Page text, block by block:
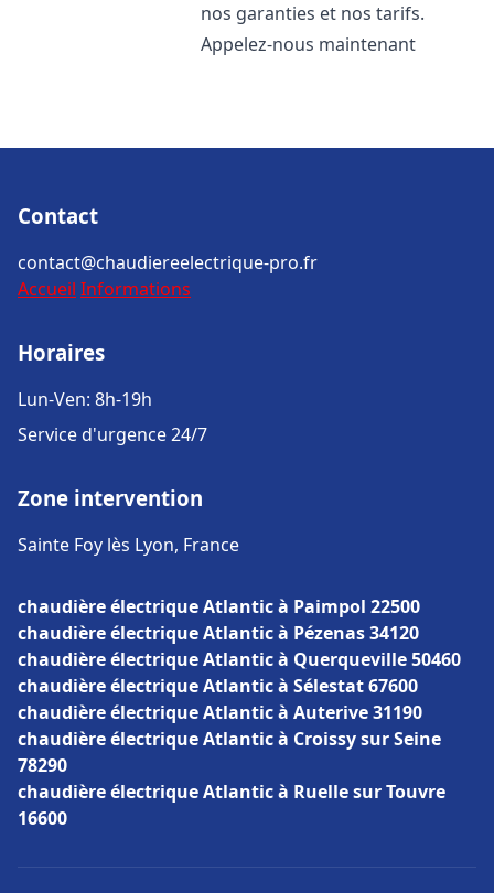
nos garanties et nos tarifs.
Appelez-nous maintenant
Contact
contact@chaudiereelectrique-pro.fr
Accueil Informations
Horaires
Lun-Ven: 8h-19h
Service d'urgence 24/7
Zone intervention
Sainte Foy lès Lyon, France
chaudière électrique Atlantic à Paimpol 22500
chaudière électrique Atlantic à Pézenas 34120
chaudière électrique Atlantic à Querqueville 50460
chaudière électrique Atlantic à Sélestat 67600
chaudière électrique Atlantic à Auterive 31190
chaudière électrique Atlantic à Croissy sur Seine
78290
chaudière électrique Atlantic à Ruelle sur Touvre
16600